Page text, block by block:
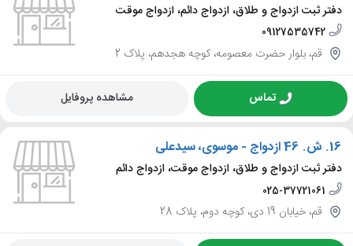
دفتر ثبت ازدواج و طلاق، ازدواج دائم، ازدواج موقت
09127535742
قم، بلوار حضرت معصومه، کوچه هجدهم، پلاک 2
تماس مشاهده پروفایل
16. ش. 46 ازدواج - موسوی، سیدعلی
دفتر ثبت ازدواج و طلاق، ازدواج موقت، ازدواج دائم
025-37721061
قم، خیابان 19 دی، کوچه دوم، پلاک 28